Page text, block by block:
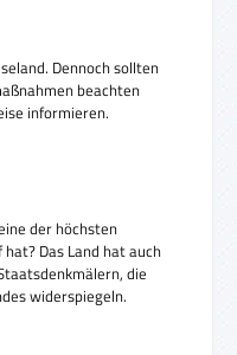
Dennoch sollten
beachten
informieren.
der höchsten
Das Land hat auch
die
widerspiegeln.